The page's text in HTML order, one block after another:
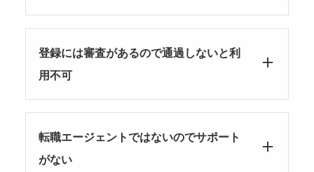
登録には審査があるので通過しないと利
用不可
転職エージェントではないのでサポート
がない